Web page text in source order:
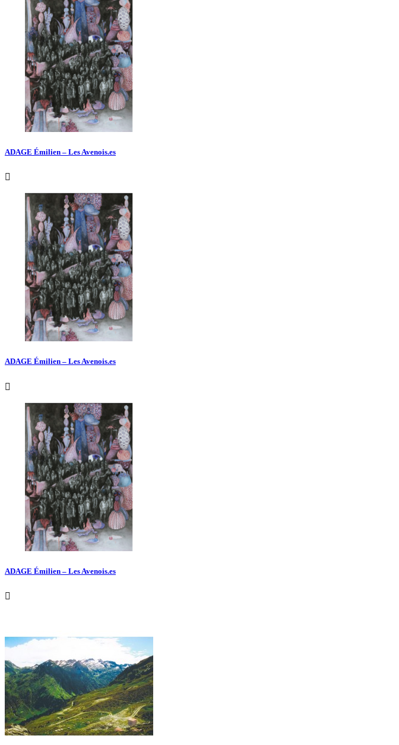
ADAGE Émilien – Les Avenois.es

ADAGE Émilien – Les Avenois.es

ADAGE Émilien – Les Avenois.es
